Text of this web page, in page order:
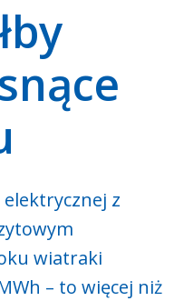
z
wiatraki
– to więcej niż